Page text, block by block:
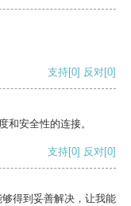
支持[0] 反对[0]
和安全性的连接。
支持[0] 反对[0]
得到妥善解决，让我能